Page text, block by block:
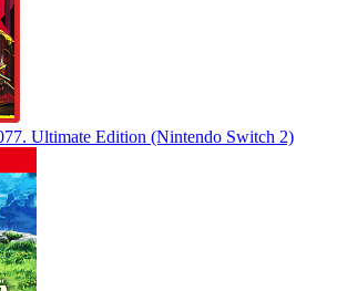
Ultimate Edition (Nintendo Switch 2)